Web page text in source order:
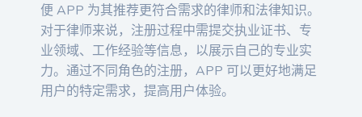
便 APP 为其推荐更符合需求的律师和法律知识。
对于律师来说，注册过程中需提交执业证书、专
业领域、工作经验等信息，以展示自己的专业实
力。通过不同角色的注册，APP 可以更好地满足
用户的特定需求，提高用户体验。